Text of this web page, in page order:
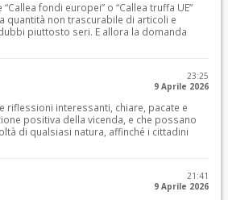
fondi europei” o “Callea truffa UE”
quantità non trascurabile di articoli e
piuttosto seri. E allora la domanda
23:25
9 Aprile 2026
riflessioni interessanti, chiare, pacate e
positiva della vicenda, e che possano
di qualsiasi natura, affinché i cittadini
21:41
9 Aprile 2026